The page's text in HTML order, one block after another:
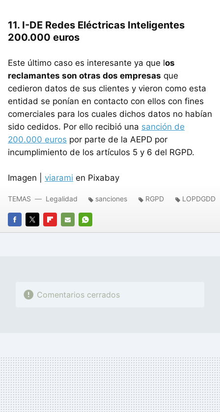
11. I-DE Redes Eléctricas Inteligentes
200.000 euros
Este último caso es interesante ya que los
reclamantes son otras dos empresas que
cedieron datos de sus clientes y vieron como esta
entidad se ponían en contacto con ellos con fines
comerciales para los cuales dichos datos no habían
sido cedidos. Por ello recibió una sanción de
200.000 euros por parte de la AEPD por
incumplimiento de los artículos 5 y 6 del RGPD.
Imagen | viarami en Pixabay
FACEBOOK
TWITTERFLIPBOARD
E-
WHATSAPP
TEMAS Legalidad sanciones RGPD LOPDGDD
Comentarios cerrados